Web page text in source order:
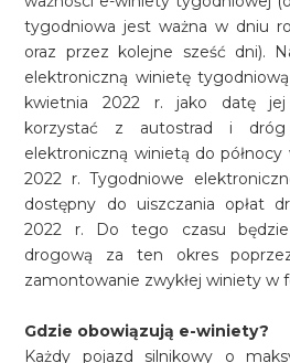
tygodniowa jest ważna w dniu
oraz przez kolejne sześć dni).
elektroniczną winietę
kwietnia 2022 r. jako datę jej
korzystać z autostrad i
elektroniczną winietą do
2022 r. Tygodniowe
dostępny do uiszczania opłat
2022 r. Do tego czasu
drogową za ten okres
zamontowanie zwykłej winiety w
Gdzie obowiązują e-winiety?
Każdy pojazd silnikowy o